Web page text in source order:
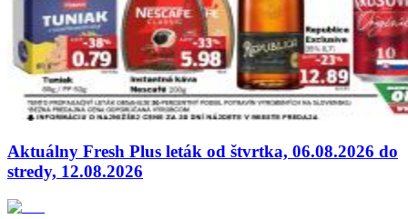
Aktuálny Fresh Plus leták od štvrtka, 06.08.2026 do
stredy, 12.08.2026